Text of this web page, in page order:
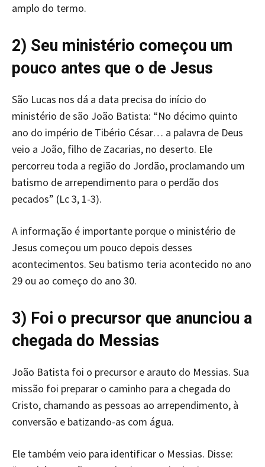
amplo do termo.
2) Seu ministério começou um
pouco antes que o de Jesus
São Lucas nos dá a data precisa do início do
ministério de são João Batista: “No décimo quinto
ano do império de Tibério César… a palavra de Deus
veio a João, filho de Zacarias, no deserto. Ele
percorreu toda a região do Jordão, proclamando um
batismo de arrependimento para o perdão dos
pecados” (Lc 3, 1-3).
A informação é importante porque o ministério de
Jesus começou um pouco depois desses
acontecimentos. Seu batismo teria acontecido no ano
29 ou ao começo do ano 30.
3) Foi o precursor que anunciou a
chegada do Messias
João Batista foi o precursor e arauto do Messias. Sua
missão foi preparar o caminho para a chegada do
Cristo, chamando as pessoas ao arrependimento, à
conversão e batizando-as com água.
Ele também veio para identificar o Messias. Disse: